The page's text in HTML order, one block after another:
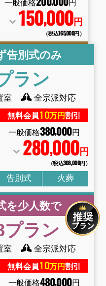
一般価格 円
150,000円
（税込165,000円）
告別式のみ
ラン
室 全宗派対応
無料会員10万円割引
一般価格380,000円
280,000円
（税込308,000円）
告別式 火葬
を少人数で
プラン
室 全宗派対応
無料会員10万円割引
一般価格480,000円